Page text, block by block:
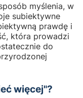
myślenia, w
subiektywne
prawdę i
która prowadzi
do
więcej"?